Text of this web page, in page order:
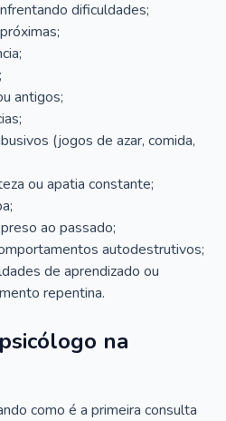
dificuldades;
antigos;
(jogos de azar, comida,
ou apatia constante;
ao passado;
autodestrutivos;
de aprendizado ou
repentina.
na
como é a primeira consulta